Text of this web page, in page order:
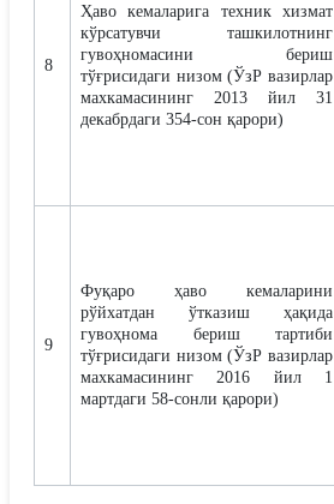
8
Ҳаво кемаларига техник хизмат
кўрсатувчи ташкилотнинг
гувоҳномасини бериш
тўғрисидаги низом (ЎзР вазирлар
махкамасининг 2013 йил 31
декабрдаги 354-сон қарори)
9
Фуқаро ҳаво кемаларини
рўйхатдан ўтказиш ҳақида
гувоҳнома бериш тартиби
тўғрисидаги низом (ЎзР вазирлар
махкамасининг 2016 йил 1
мартдаги 58-сонли қарори)